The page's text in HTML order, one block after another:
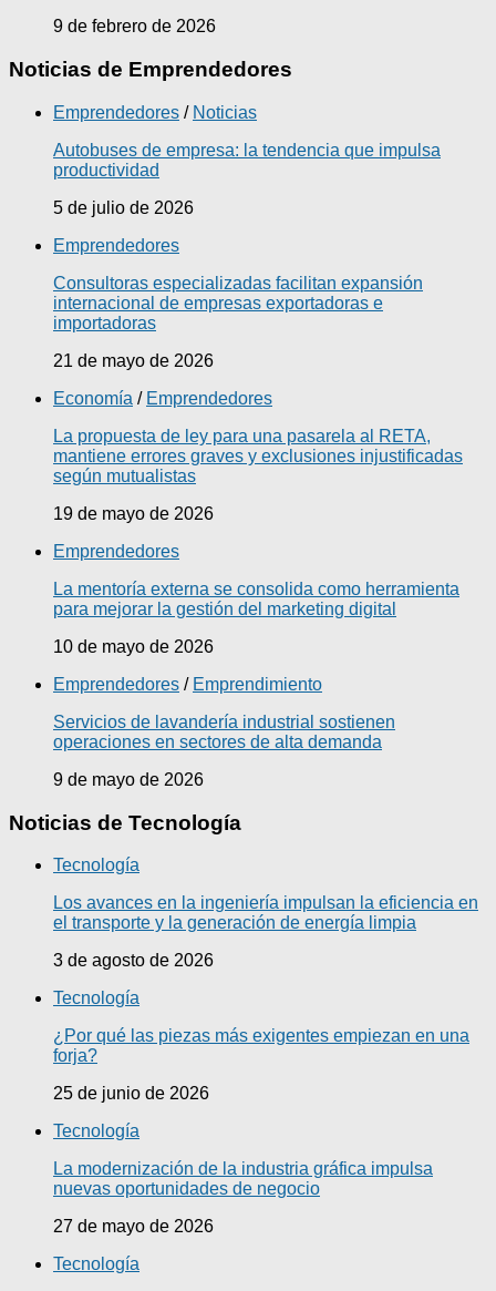
9 de febrero de 2026
Noticias de Emprendedores
Emprendedores / Noticias
Autobuses de empresa: la tendencia que impulsa
productividad
5 de julio de 2026
Emprendedores
Consultoras especializadas facilitan expansión
internacional de empresas exportadoras e
importadoras
21 de mayo de 2026
Economía / Emprendedores
La propuesta de ley para una pasarela al RETA,
mantiene errores graves y exclusiones injustificadas
según mutualistas
19 de mayo de 2026
Emprendedores
La mentoría externa se consolida como herramienta
para mejorar la gestión del marketing digital
10 de mayo de 2026
Emprendedores / Emprendimiento
Servicios de lavandería industrial sostienen
operaciones en sectores de alta demanda
9 de mayo de 2026
Noticias de Tecnología
Tecnología
Los avances en la ingeniería impulsan la eficiencia en
el transporte y la generación de energía limpia
3 de agosto de 2026
Tecnología
¿Por qué las piezas más exigentes empiezan en una
forja?
25 de junio de 2026
Tecnología
La modernización de la industria gráfica impulsa
nuevas oportunidades de negocio
27 de mayo de 2026
Tecnología